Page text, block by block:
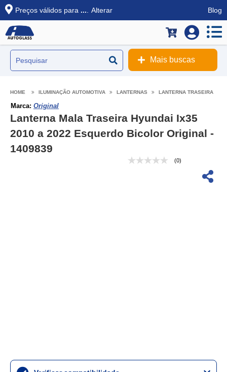
Preços válidos para ... Alterar Blog
Mais buscas
ILUMINAÇÃO AUTOMOTIVA LANTERNAS LANTERNA TRASEIRA
Marca: Original
Lanterna Mala Traseira Hyundai Ix35
2010 a 2022 Esquerdo Bicolor Original -
1409839
(0)